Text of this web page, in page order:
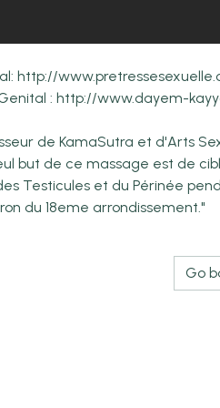
http://
: http://www.dayem-
de KamaSutra et d'Arts
but de ce massage est de
Testicules et du Périnée
du 18eme arrondissement."
Go